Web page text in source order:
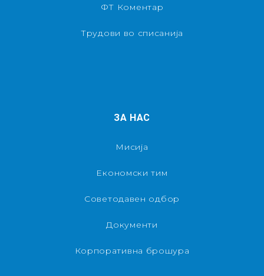
ФТ Коментар
Трудови во списанија
ЗА НАС
Мисија
Економски тим
Советодавен одбор
Документи
Корпоративна брошура